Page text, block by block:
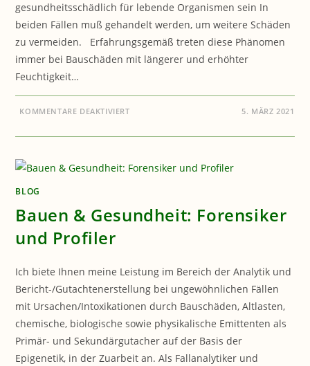
gesundheitsschädlich für lebende Organismen sein In
beiden Fällen muß gehandelt werden, um weitere Schäden
zu vermeiden. Erfahrungsgemäß treten diese Phänomen
immer bei Bauschäden mit längerer und erhöhter
Feuchtigkeit…
KOMMENTARE DEAKTIVIERTFÜR
ODER
5. MÄRZ 2021
BLOG
Bauen & Gesundheit: Forensiker
und Profiler
Ich biete Ihnen meine Leistung im Bereich der Analytik und
Bericht-/Gutachtenerstellung bei ungewöhnlichen Fällen
mit Ursachen/Intoxikationen durch Bauschäden, Altlasten,
chemische, biologische sowie physikalische Emittenten als
Primär- und Sekundärgutacher auf der Basis der
Epigenetik, in der Zuarbeit an. Als Fallanalytiker und